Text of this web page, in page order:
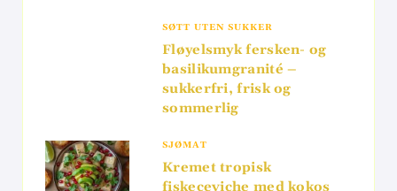
SØTT UTEN SUKKER
Fløyelsmyk fersken- og
basilikumgranité –
sukkerfri, frisk og
sommerlig
SJØMAT
Kremet tropisk
fiskeceviche med kokos